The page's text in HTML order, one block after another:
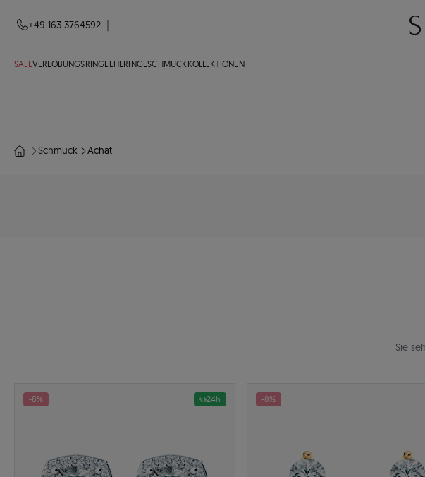
+49 163 3764592
SALEVERLOBUNGSRINGE EHERINGESCHMUCKKOLLEKTIONEN
Schmuck Achat
Sie
-8% 24h -8%